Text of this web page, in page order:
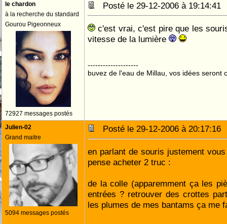
le chardon
à la recherche du standard
Gourou Pigeonneux
72927 messages postés
Posté le 29-12-2006 à
c'est vrai, c'est pire que les
vitesse de la lumière
--------------------
buvez de l'eau de Millau, vos idées seront
Julien-02
Grand maitre
5094 messages postés
Posté le 29-12-2006 à
en parlant de souris justement
pense acheter 2 truc :
de la colle (apparemment ça les
entrées ? retrouver des crottes
les plumes de mes bantams ça me